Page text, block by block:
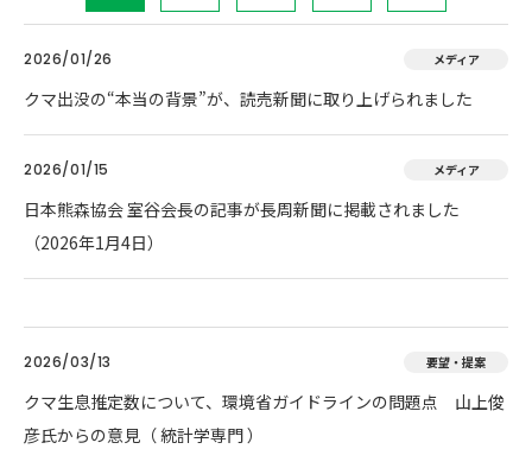
2026/01/26 メディア
クマ出没の“本当の背景”が、読売新聞に取り上げられました
2026/01/15 メディア
日本熊森協会 室谷会長の記事が長周新聞に掲載されました
（2026年1月4日）
2026/03/13 要望・提案
クマ生息推定数について、環境省ガイドラインの問題点 山上俊
彦氏からの意見（ 統計学専門 ）